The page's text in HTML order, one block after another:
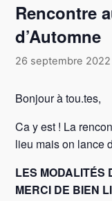
Rencontre
d’Automne
26 septembre 2022
Bonjour à tou.tes,
Ca y est ! La
lieu mais on lance
LES MODALITÉS
MERCI DE BIEN